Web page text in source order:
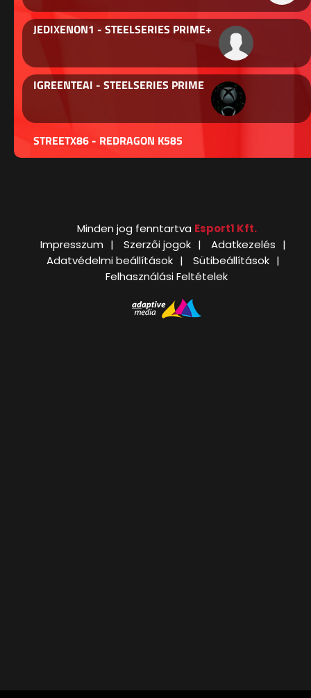
JEDIXENON1 - STEELSERIES PRIME+
IGREENTEAI - STEELSERIES PRIME
STREETX86 - REDRAGON K585
Minden jog fenntartva Esport1 Kft.
Impresszum
Szerzői jogok
Adatkezelés
Adatvédelmi beállítások
Sütibeállítások
Felhasználási Feltételek